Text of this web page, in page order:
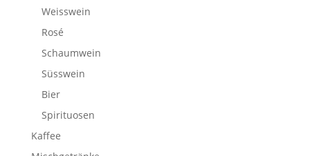
Weisswein
Rosé
Schaumwein
Süsswein
Bier
Spirituosen
Kaffee